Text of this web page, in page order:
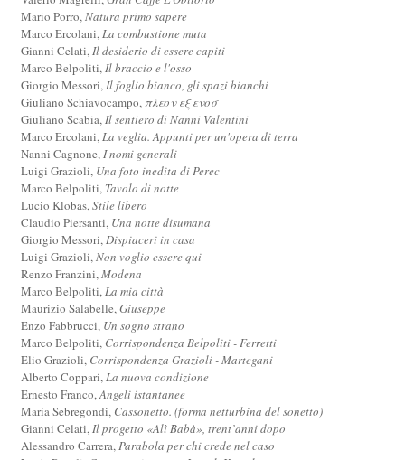
Mario Porro,Natura primo sapere
Marco Ercolani,La combustione muta
Gianni Celati,Il desiderio di essere capiti
Marco Belpoliti,Il braccio e l'osso
Giorgio Messori,Il foglio bianco, gli spazi bianchi
Giuliano Schiavocampo,πλεον εξ ενοσ
Giuliano Scabia,Il sentiero di Nanni Valentini
Marco Ercolani,La veglia. Appunti per un'opera di terra
Nanni Cagnone,I nomi generali
Luigi Grazioli, Una foto inedita di Perec
Marco Belpoliti, Tavolo di notte
Lucio Klobas,Stile libero
Claudio Piersanti, Una notte disumana
Giorgio Messori,Dispiaceri in casa
Luigi Grazioli,Non voglio essere qui
Renzo Franzini,Modena
Marco Belpoliti,La mia città
Maurizio Salabelle,Giuseppe
Enzo Fabbrucci, Un sogno strano
Marco Belpoliti, Corrispondenza Belpoliti - Ferretti
Elio Grazioli, Corrispondenza Grazioli - Martegani
Alberto Coppari,La nuova condizione
Ernesto Franco,Angeli istantanee
Maria Sebregondi, Cassonetto. (forma netturbina del sonetto)
Gianni Celati,Il progetto «Alì Babà», trent’anni dopo
Alessandro Carrera,Parabola per chi crede nel caso